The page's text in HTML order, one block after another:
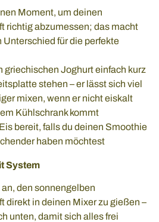
Moment, um deinen
richtig abzumessen; das macht
Unterschied für die perfekte
griechischen Joghurt einfach kurz
stehen – er lässt sich viel
mixen, wenn er nicht eiskalt
Kühlschrank kommt
bereit, falls du deinen Smoothie
haben möchtest
System
den sonnengelben
direkt in deinen Mixer zu gießen –
unten, damit sich alles frei